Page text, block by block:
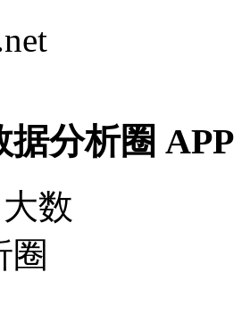
据分析圈 APP